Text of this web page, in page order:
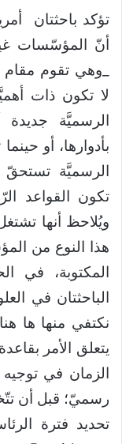
تؤكد باحثتان
_وهي تقوم مقام
لا تكون ذات
الرسميَّة
بأدوارها، أو
الرسميَّة تستحقّ
تكون القواعد
ويُلاحظ أنها
هذا النوع من
المكتوبة، في
الباحثتان في
نكتفي منها ها
يتعلق الأمر
الزمان في
رسميّ؛ قبل أن